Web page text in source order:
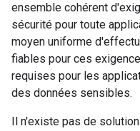
ensemble cohérent
sécurité pour toute
moyen uniforme
fiables pour ces
requises pour les
des données sensibles.
Il n'existe pas de